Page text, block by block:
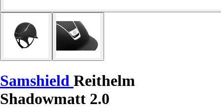
Samshield Reithelm
Shadowmatt 2.0